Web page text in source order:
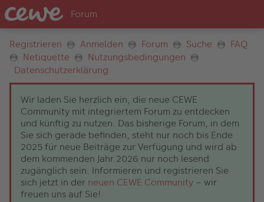
Registrieren Anmelden Forum Suche
FAQ
Netiquette
Nutzungsbedingungen
Datenschutzerklärung
Wir laden Sie herzlich ein, die neue CEWE
Community mit integriertem Forum zu entdecken
und künftig zu nutzen. Das bisherige Forum, in dem
Sie sich gerade befinden, steht nur noch bis Ende
2025 für neue Beiträge zur Verfügung und wird ab
dem kommenden Jahr 2026 nur noch lesend
zugänglich sein. Informieren und registrieren Sie
sich jetzt in der neuen CEWE Community – wir
freuen uns auf Sie!